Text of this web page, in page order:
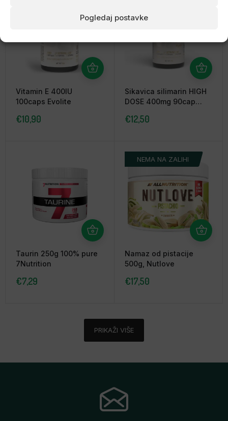
Pogledaj postavke
Vitamin E 400IU
100caps Evolite
€10,90
Sikavica silimarin HIGH
DOSE 400mg 90cap
€12,50
Taurin 250g 100% pure
7Nutrition
€7,29
NEMA NA ZALIHI
Namaz od pistacije
500g, Nutlove
€17,50
PRIKAŽI VIŠE